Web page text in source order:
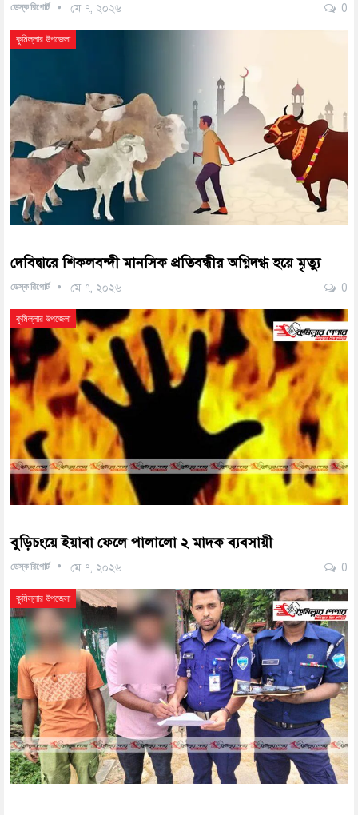
ডেস্ক রিপোর্ট মে ৭, ২০২৬ 0
কুমিল্লার উপজেলা
দেবিদ্বারে শিকলবন্দী মানসিক প্রতিবন্ধীর অগ্নিদগ্ধ হয়ে মৃত্যু
ডেস্ক রিপোর্ট মে ৭, ২০২৬ 0
কুমিল্লার উপজেলা
বুড়িচংয়ে ইয়াবা ফেলে পালালো ২ মাদক ব্যবসায়ী
ডেস্ক রিপোর্ট মে ৭, ২০২৬ 0
কুমিল্লার উপজেলা